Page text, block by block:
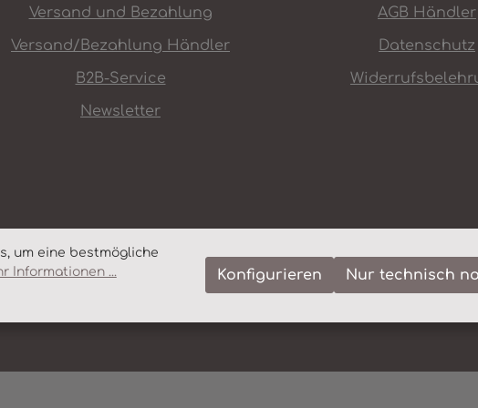
Versand und Bezahlung
Versand/Bezahlung Händler
B2B-Service
Newsletter
AGB Händler
Datenschutz
um eine bestmögliche
Informationen ...
Nur technisch
Konfigurieren